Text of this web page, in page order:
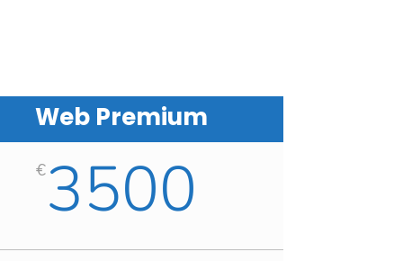
Web Premium
€3500